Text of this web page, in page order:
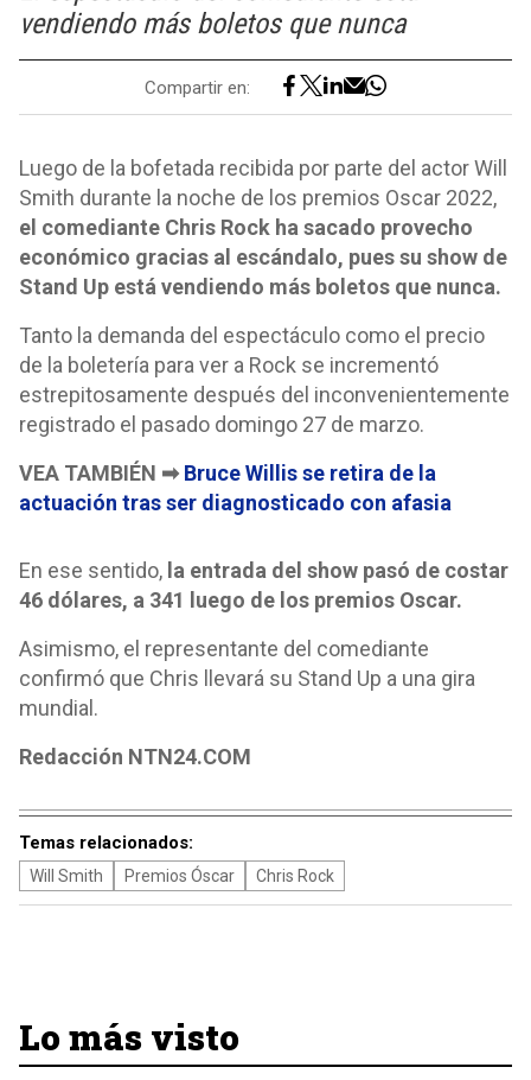
vendiendo más boletos que nunca
Compartir en:
Luego de la bofetada recibida por parte del actor Will
Smith durante la noche de los premios Oscar 2022,
el comediante Chris Rock ha sacado provecho
económico gracias al escándalo, pues su show de
Stand Up está vendiendo más boletos que nunca.
Tanto la demanda del espectáculo como el precio
de la boletería para ver a Rock se incrementó
estrepitosamente después del inconvenientemente
registrado el pasado domingo 27 de marzo.
VEA TAMBIÉN ➡ Bruce Willis se retira de la
actuación tras ser diagnosticado con afasia
En ese sentido, la entrada del show pasó de costar
46 dólares, a 341 luego de los premios Oscar.
Asimismo, el representante del comediante
confirmó que Chris llevará su Stand Up a una gira
mundial.
Redacción NTN24.COM
Temas relacionados:
Will Smith Premios Óscar Chris Rock
Lo más visto